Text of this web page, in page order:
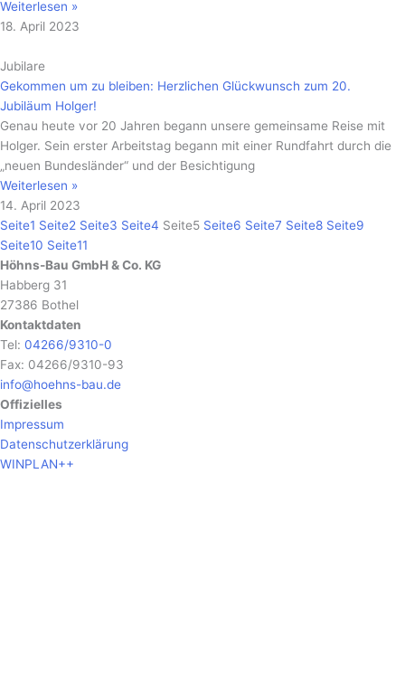
Weiterlesen »
18. April 2023
Jubilare
Gekommen um zu bleiben: Herzlichen Glückwunsch zum 20.
Jubiläum Holger!
Genau heute vor 20 Jahren begann unsere gemeinsame Reise mit
Holger. Sein erster Arbeitstag begann mit einer Rundfahrt durch die
„neuen Bundesländer“ und der Besichtigung
Weiterlesen »
14. April 2023
Seite1 Seite2 Seite3 Seite4 Seite5 Seite6 Seite7 Seite8 Seite9
Seite10 Seite11
Höhns-Bau GmbH & Co. KG
Habberg 31
27386 Bothel
Kontaktdaten
Tel: 04266/9310-0
Fax: 04266/9310-93
info@hoehns-bau.de
Offizielles
Impressum
Datenschutzerklärung
WINPLAN++